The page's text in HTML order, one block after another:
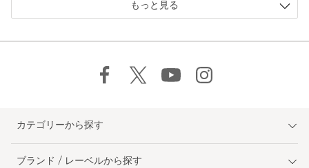
もっと見る
カテゴリーから探す
ブランド / レーベルから探す